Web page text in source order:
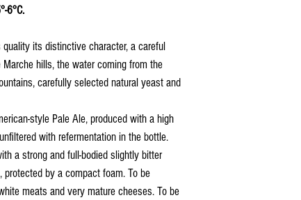
6°C.
its distinctive character, a careful
hills, the water coming from the
carefully selected natural yeast and
style Pale Ale, produced with a high
with refermentation in the bottle.
a strong and full-bodied slightly bitter
by a compact foam. To be
meats and very mature cheeses. To be